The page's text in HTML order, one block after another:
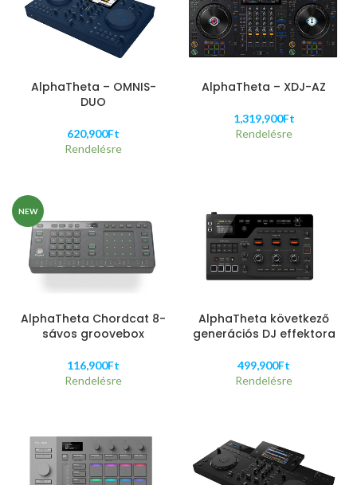
AlphaTheta – OMNIS-
DUO
620,900Ft
Rendelésre
AlphaTheta – XDJ-AZ
1,319,900Ft
Rendelésre
NEW
AlphaTheta Chordcat 8-
sávos groovebox
116,900Ft
Rendelésre
AlphaTheta következő
generációs DJ effektora
499,900Ft
Rendelésre